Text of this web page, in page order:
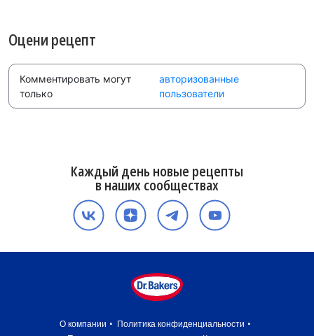
Оцени рецепт
Комментировать могут
только
авторизованные
пользователи
Каждый день новые рецепты
в наших сообществах
О компании
Политика конфиденциальности